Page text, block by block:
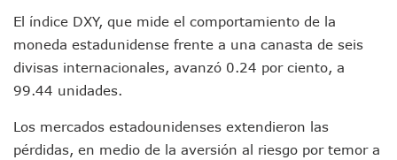
Bruno Blancas Convoca A Mesa De Análisis Para La
CUCosta E IMSS Nayarit Avanzan En Acuerdos Para
Videos De Presunto Convoy Armado Desatan Operativo
Por Desaparición Forzada, Expolicías De Nayarit
“El Mayo” Zambada Es Condenado A Morir En Prisión En
El índice DXY, que mide el comportamiento de la
moneda estadunidense frente a una canasta de seis
divisas internacionales, avanzó 0.24 por ciento, a
99.44 unidades.
Los mercados estadounidenses extendieron las
pérdidas, en medio de la aversión al riesgo por temor a